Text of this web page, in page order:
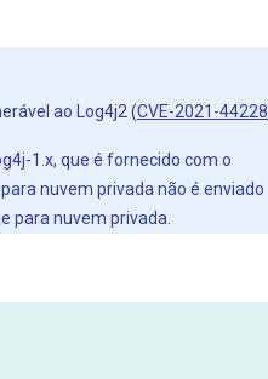
ao Log4j2 (CVE-2021-44228
1.x, que é fornecido com o
nuvem privada não é enviado
para nuvem privada.